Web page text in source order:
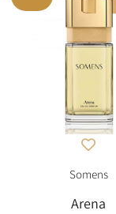
Somens
Arena